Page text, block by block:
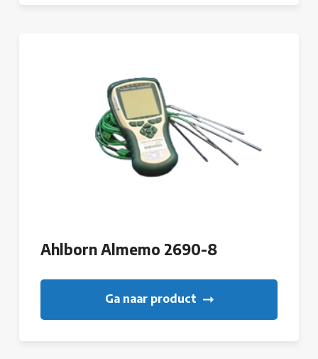
Ahlborn Almemo 2690-8
Ga naar product